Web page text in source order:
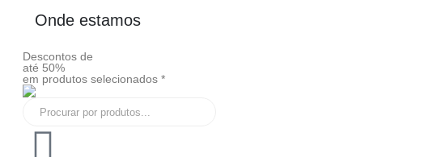
Onde estamos
Descontos de
até 50%
em produtos selecionados *